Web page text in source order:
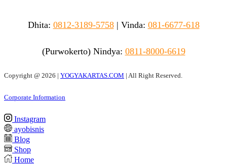
Dhita: 0812-3189-5758| Vinda: 081-6677-618
(Purwokerto) Nindya: 0811-8000-6619
Copyright @ 2026 | YOGYAKARTAS.COM | All Right Reserved.
Corporate Information
Instagram
ayobisnis
Blog
Shop
Home